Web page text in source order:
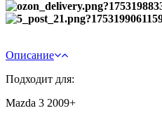
Описание
Подходит для:
Mazda 3 2009+